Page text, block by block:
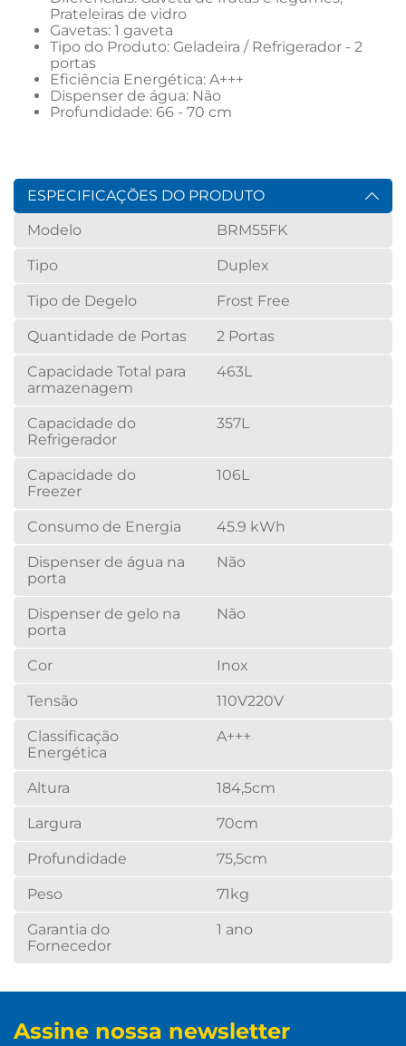
Prateleiras de vidro
Gavetas: 1 gaveta
Tipo do Produto: Geladeira / Refrigerador - 2
portas
Eficiência Energética: A+++
Dispenser de água: Não
Profundidade: 66 - 70 cm
ESPECIFICAÇÕES DO PRODUTO
Modelo
BRM55FK
Tipo Duplex
Tipo de Degelo Frost Free
Quantidade de Portas 2 Portas
Capacidade Total para
armazenagem
463L
Capacidade do
Refrigerador
357L
Capacidade do
Freezer
106L
Consumo de Energia 45.9 kWh
Dispenser de água na
porta
Não
Dispenser de gelo na
porta
Não
Cor Inox
Tensão 110V220V
Classificação
Energética
A+++
Altura 184,5cm
Largura 70cm
Profundidade 75,5cm
Peso 71kg
Garantia do
Fornecedor
1 ano
Assine nossa newsletter